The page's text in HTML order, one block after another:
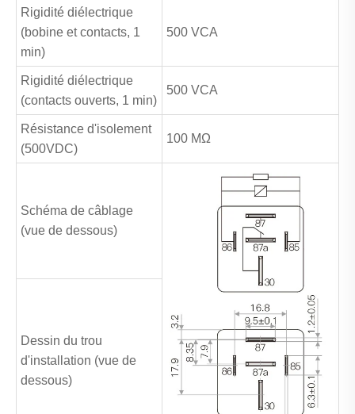
Rigidité diélectrique
(bobine et contacts, 1
min)
500 VCA
Rigidité diélectrique
(contacts ouverts, 1 min)
500 VCA
Résistance d'isolement
(500VDC)
100 MΩ
Schéma de câblage
(vue de dessous)
Dessin du trou
d'installation (vue de
dessous)